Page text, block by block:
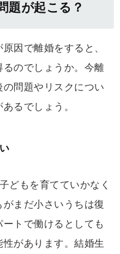
題が起こる？
因で離婚をすると、
のでしょうか。今離
問題やリスクについ
るでしょう。
どもを育てていかなく
まだ小さいうちは復
トで働けるとしても
があります。結婚生